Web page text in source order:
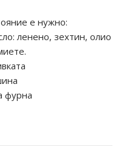
е нужно:
ленено, зехтин, олио
фурна